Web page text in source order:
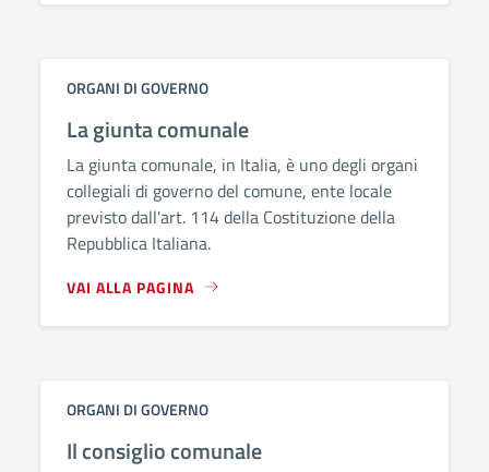
ORGANI DI GOVERNO
La giunta comunale
La giunta comunale, in Italia, è uno degli organi
collegiali di governo del comune, ente locale
previsto dall'art. 114 della Costituzione della
Repubblica Italiana.
VAI ALLA PAGINA
ORGANI DI GOVERNO
Il consiglio comunale